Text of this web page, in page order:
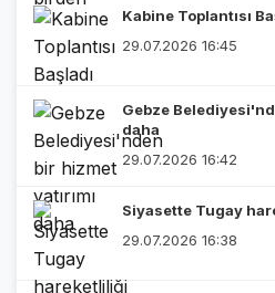
Kabine Toplantısı
29.07.2026 16:45
Gebze
daha
29.07.2026 16:42
Siyasette Tugay
29.07.2026 16:38